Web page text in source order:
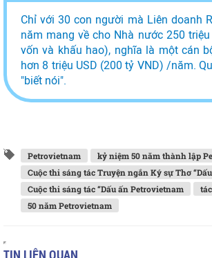
Chỉ với 30 con người mà Liên doanh
năm mang về cho Nhà nước 250
vốn và khấu hao), nghĩa là một cán
hơn 8 triệu USD (200 tỷ VND) /năm.
"biết nói".
Petrovietnam
kỷ niệm 50 năm thành lập
Cuộc thi sáng tác Truyện ngắn Ký sự Thơ
Cuộc thi sáng tác “Dấu ấn Petrovietnam
50 năm Petrovietnam
TIN LIÊN QUAN